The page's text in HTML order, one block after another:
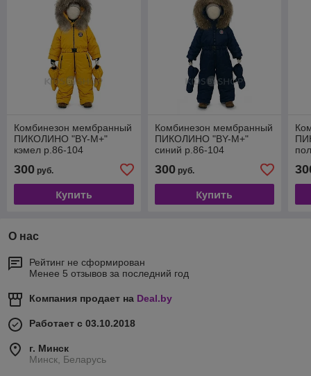
Комбинезон мембранный
ПИКОЛИНО "BY-М+"
кэмел р.86-104
300 руб.
Купить
Комбинезон мембранный
ПИКОЛИНО "BY-М+"
синий р.86-104
300руб.
Купить
О нас
Рейтинг не сформирован
Менее 5 отзывов за последний год
Компания продает на Deal.by
Работает с 03.10.2018
г. Минск
Минск, Беларусь